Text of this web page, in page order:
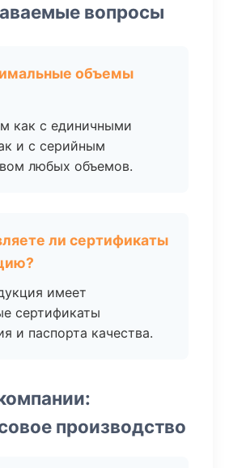
вопросы
объемы
как с единичными
и с серийным
любых объемов.
ли сертификаты
имеет
сертификаты
и паспорта качества.
производство